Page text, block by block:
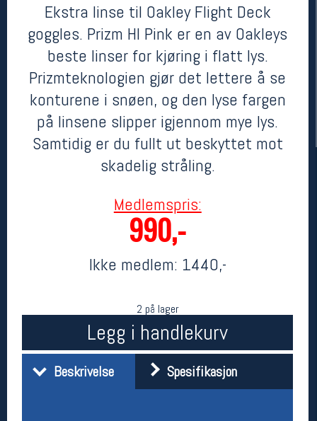
Ekstra linse til Oakley Flight Deck
goggles. Prizm HI Pink er en av Oakleys
beste linser for kjøring i flatt lys.
Prizmteknologien gjør det lettere å se
konturene i snøen, og den lyse fargen
på linsene slipper igjennom mye lys.
Samtidig er du fullt ut beskyttet mot
skadelig stråling.
Medlemspris:
990,-
Ikke medlem: 1440,-
2 på lager
Legg i handlekurv
Beskrivelse Spesifikasjon
Her finner du oss
Torggata 20
(telefontid man-fredag klokken 10-13)
Kontakt oss